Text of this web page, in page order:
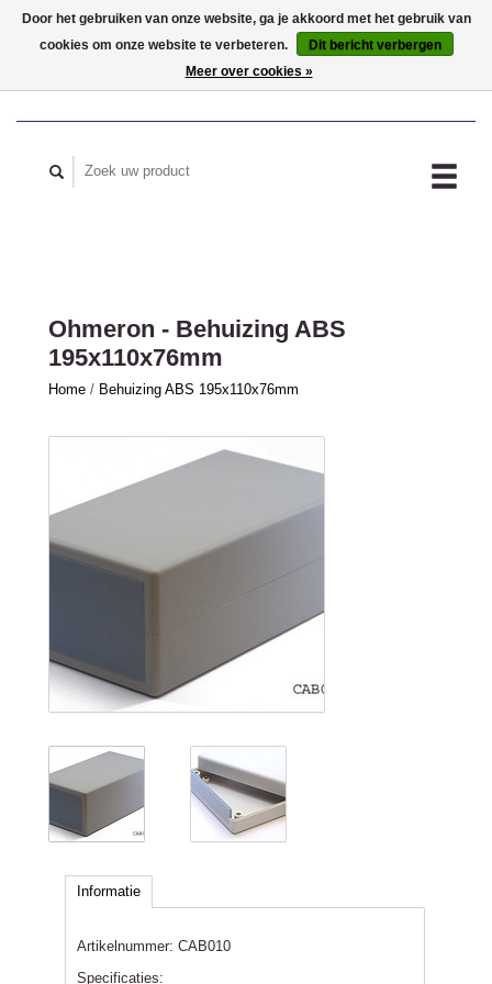
MIJN ACCOUNT
Ohmeron - Behuizing ABS
195x110x76mm
Home / Behuizing ABS 195x110x76mm
Informatie
Artikelnummer: CAB010
Specificaties:
Door het gebruiken van onze website, ga je akkoord met het gebruik van
cookies om onze website te verbeteren.
Dit bericht verbergen
Meer over cookies »